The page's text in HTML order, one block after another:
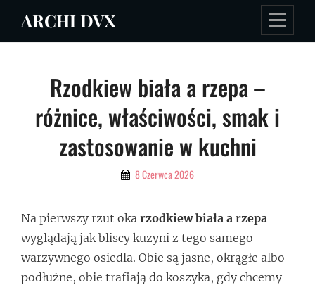
ARCHI DVX
Rzodkiew biała a rzepa –
różnice, właściwości, smak i
zastosowanie w kuchni
By 8 Czerwca 2026
Na pierwszy rzut oka rzodkiew biała a rzepa
wyglądają jak bliscy kuzyni z tego samego
warzywnego osiedla. Obie są jasne, okrągłe albo
podłużne, obie trafiają do koszyka, gdy chcemy
Nawigacja
wpisu